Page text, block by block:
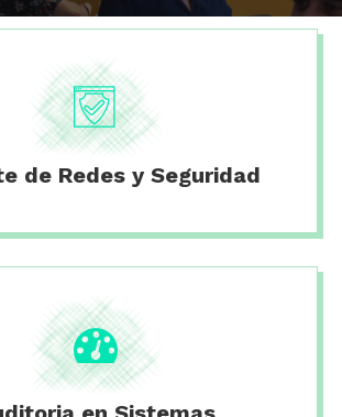
de Redes y Seguridad